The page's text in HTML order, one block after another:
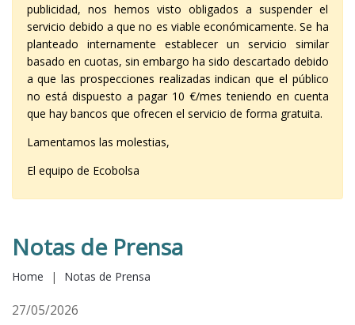
publicidad, nos hemos visto obligados a suspender el
servicio debido a que no es viable económicamente. Se ha
planteado internamente establecer un servicio similar
basado en cuotas, sin embargo ha sido descartado debido
a que las prospecciones realizadas indican que el público
no está dispuesto a pagar 10 €/mes teniendo en cuenta
que hay bancos que ofrecen el servicio de forma gratuita.
Lamentamos las molestias,
El equipo de Ecobolsa
Notas de Prensa
Home | Notas de Prensa
27/05/2026